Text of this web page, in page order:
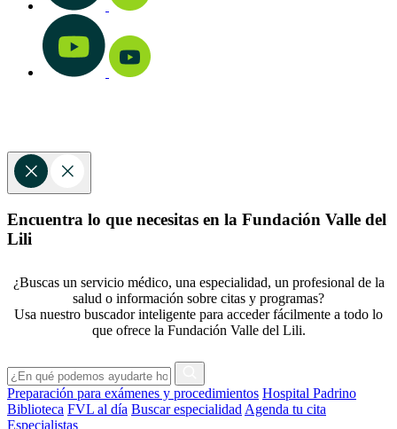
Encuentra lo que necesitas en la Fundación Valle del
Lili
¿Buscas un servicio médico, una especialidad, un profesional de la
salud o información sobre citas y programas?
Usa nuestro buscador inteligente para acceder fácilmente a todo lo
que ofrece la Fundación Valle del Lili.
Preparación para exámenes y procedimientos Hospital Padrino
Biblioteca FVL al día Buscar especialidad Agenda tu cita
Especialistas